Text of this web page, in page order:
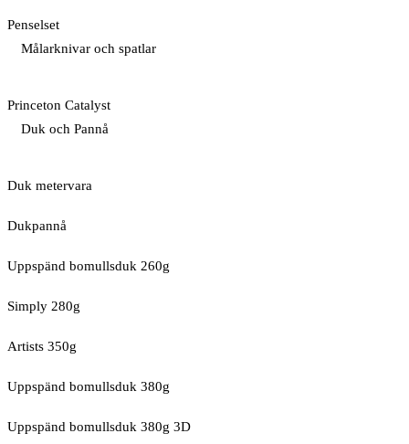
Penselset
Målarknivar och spatlar
Princeton Catalyst
Duk och Pannå
Duk metervara
Dukpannå
Uppspänd bomullsduk 260g
Simply 280g
Artists 350g
Uppspänd bomullsduk 380g
Uppspänd bomullsduk 380g 3D